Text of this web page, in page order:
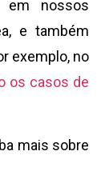
em nossos
e também
exemplo, no
os casos de
mais sobre